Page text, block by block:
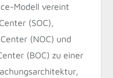
Modell vereint
(SOC),
(NOC) und
(BOC) zu einer